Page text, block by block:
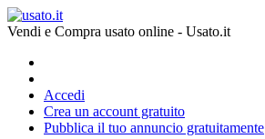
Vendi e Compra usato online - Usato.it
Accedi
Crea un account gratuito
Pubblica il tuo annuncio gratuitamente